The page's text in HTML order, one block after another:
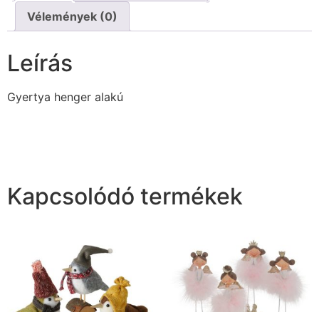
Vélemények (0)
Leírás
Gyertya henger alakú
Kapcsolódó termékek